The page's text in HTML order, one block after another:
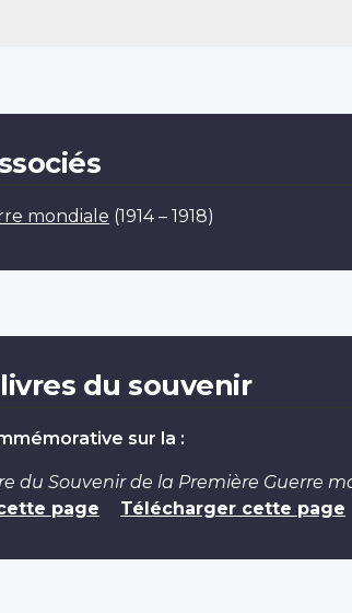
mondiale (1914 – 1918)
du souvenir
sur la :
du Souvenir de la Première Guerre
page
Télécharger cette page